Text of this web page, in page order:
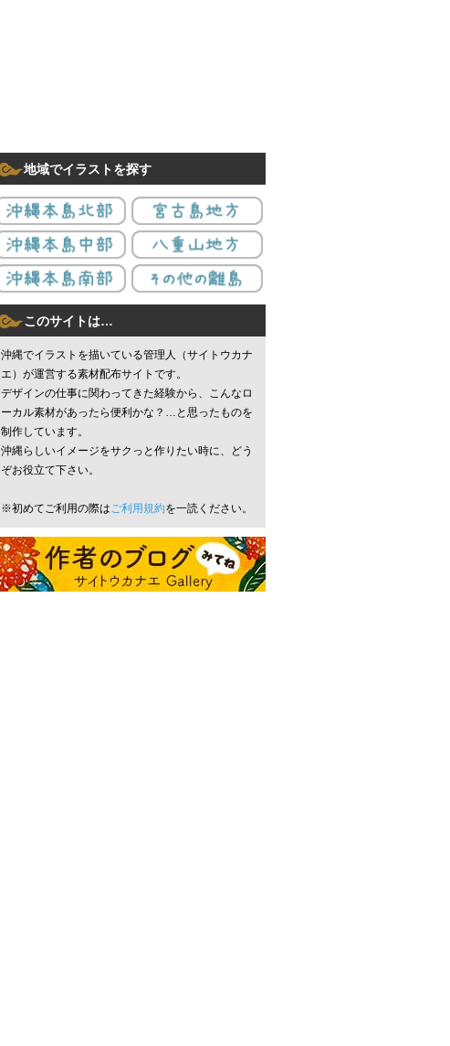
地域でイラストを探す
このサイトは…
沖縄でイラストを描いている管理人（サイトウカナ
エ）が運営する素材配布サイトです。
デザインの仕事に関わってきた経験から、こんなロ
ーカル素材があったら便利かな？…と思ったものを
制作しています。
沖縄らしいイメージをサクっと作りたい時に、どう
ぞお役立て下さい。
※初めてご利用の際はご利用規約を一読ください。